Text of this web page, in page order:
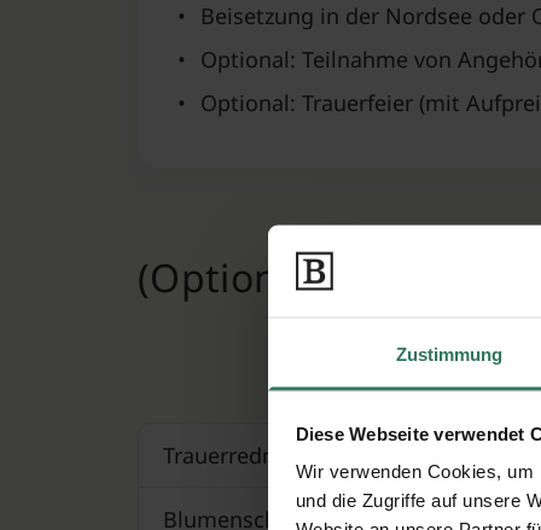
Zustimmung
Diese Webseite verwendet
Wir verwenden Cookies,
und die Zugriffe auf unsere
•
Beisetzung in der Nordsee oder
•
Optional: Teilnahme von
•
Optional: Trauerfeier (mit
(Optionale)
Trauerredner
Blumenschmuck